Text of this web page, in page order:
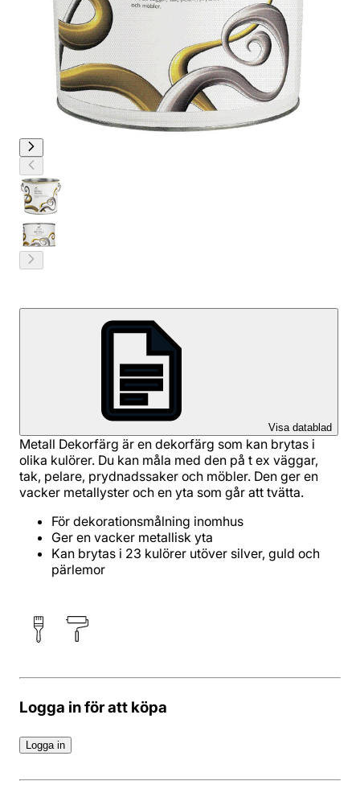
Visa datablad
Metall Dekorfärg är en dekorfärg som kan brytas i
olika kulörer. Du kan måla med den på t ex väggar,
tak, pelare, prydnadssaker och möbler. Den ger en
vacker metallyster och en yta som går att tvätta.
För dekorationsmålning inomhus
Ger en vacker metallisk yta
Kan brytas i 23 kulörer utöver silver, guld och
pärlemor
Logga in för att köpa
Logga in